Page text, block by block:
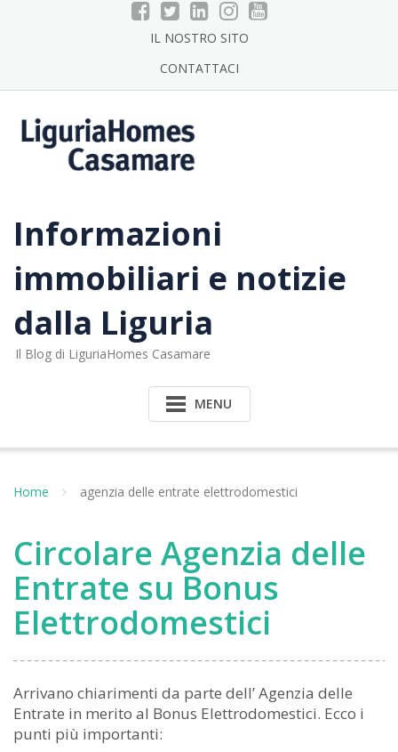
IL NOSTRO SITO
CONTATTACI
Informazioni
immobiliari e notizie
dalla Liguria
Il Blog di LiguriaHomes Casamare
MENU
Home agenzia delle entrate elettrodomestici
Circolare Agenzia delle
Entrate su Bonus
Elettrodomestici
Arrivano chiarimenti da parte dell’ Agenzia delle
Entrate in merito al Bonus Elettrodomestici. Ecco i
punti più importanti: